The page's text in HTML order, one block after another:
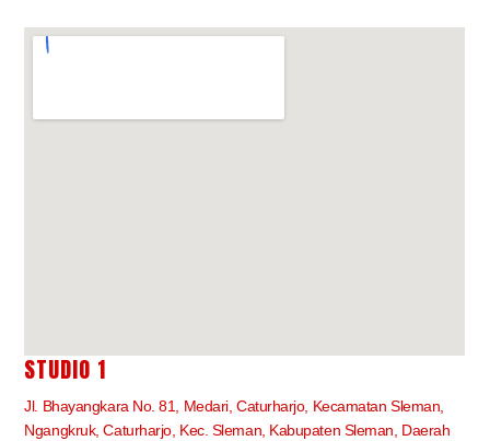
STUDIO 1
Jl. Bhayangkara No. 81, Medari, Caturharjo, Kecamatan Sleman,
Ngangkruk, Caturharjo, Kec. Sleman, Kabupaten Sleman, Daerah